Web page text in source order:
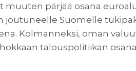
pärjää osana
joutuneelle Suomelle
Kolmanneksi, oman
talouspolitiikan